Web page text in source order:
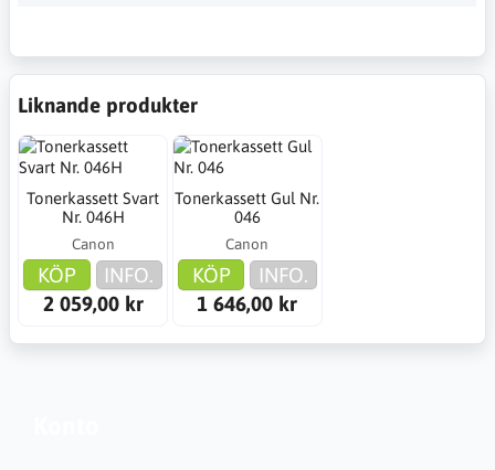
Liknande produkter
Tonerkassett Svart
Nr. 046H
Canon
KÖP
INFO.
2 059,00 kr
Tonerkassett Gul Nr.
046
Canon
KÖP
INFO.
1 646,00 kr